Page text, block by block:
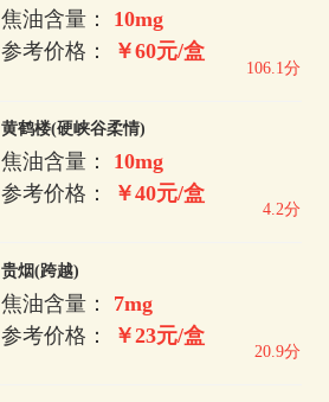
焦油含量： 10mg
参考价格：
￥60元/盒
106.1分
黄鹤楼(硬峡谷柔情)
焦油含量： 10mg
参考价格：
￥40元/盒
4.2分
贵烟(跨越)
焦油含量： 7mg
参考价格：
￥23元/盒
20.9分